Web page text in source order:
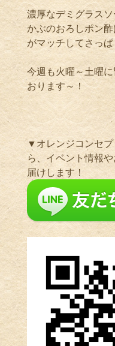
濃厚なデミグラス
かぶのおろしポン
がマッチしてさっ
今週も火曜～土曜
おります～！
▼オレンジコンセプ
ら、イベント情報
届けします！